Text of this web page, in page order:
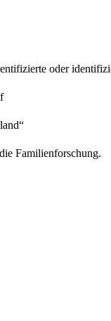
oder
Familienforschung.